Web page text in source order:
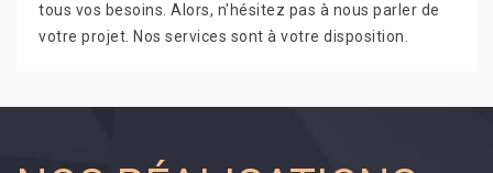
tous vos besoins. Alors, n'hésitez pas à nous parler de
votre projet. Nos services sont à votre disposition.